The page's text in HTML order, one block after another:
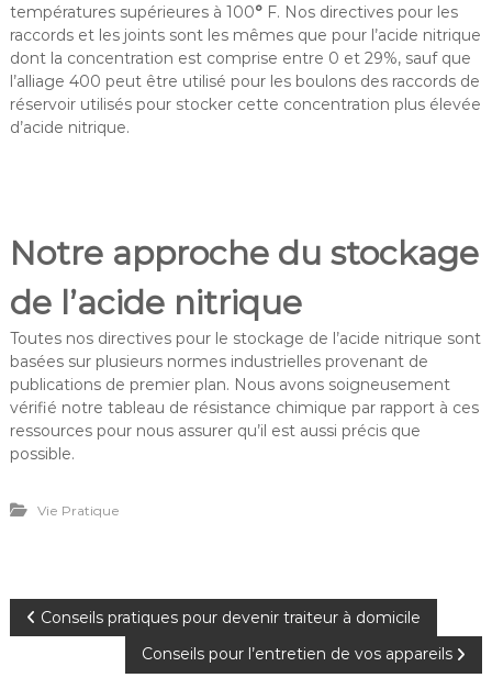
températures supérieures à 100°F. Nos directives pour les
raccords et les joints sont les mêmes que pour l’acide nitrique
dont la concentration est comprise entre 0 et 29%, sauf que
l’alliage 400 peut être utilisé pour les boulons des raccords de
réservoir utilisés pour stocker cette concentration plus élevée
d’acide nitrique.
Notre approche du stockage
de l’acide nitrique
Toutes nos directives pour le stockage de l’acide nitrique sont
basées sur plusieurs normes industrielles provenant de
publications de premier plan. Nous avons soigneusement
vérifié notre tableau de résistance chimique par rapport à ces
ressources pour nous assurer qu’il est aussi précis que
possible.
Vie Pratique
Conseils pratiques pour devenir traiteur à domicile
Conseils pour l’entretien de vos appareils